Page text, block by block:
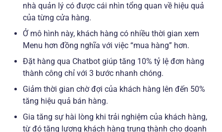
nhà quản lý có được cái nhìn tổng quan về hiệu quả
của từng cửa hàng.
Ở mô hình này, khách hàng có nhiều thời gian xem
Menu hơn đồng nghĩa với việc “mua hàng” hơn.
Đặt hàng qua Chatbot giúp tăng 10% tỷ lệ đơn hàng
thành công chỉ với 3 bước nhanh chóng.
Giảm thời gian chờ đợi của khách hàng lên đến 50%
tăng hiệu quả bán hàng.
Gia tăng sự hài lòng khi trải nghiệm của khách hàng,
từ đó tăng lượng khách hàng trung thành cho doanh